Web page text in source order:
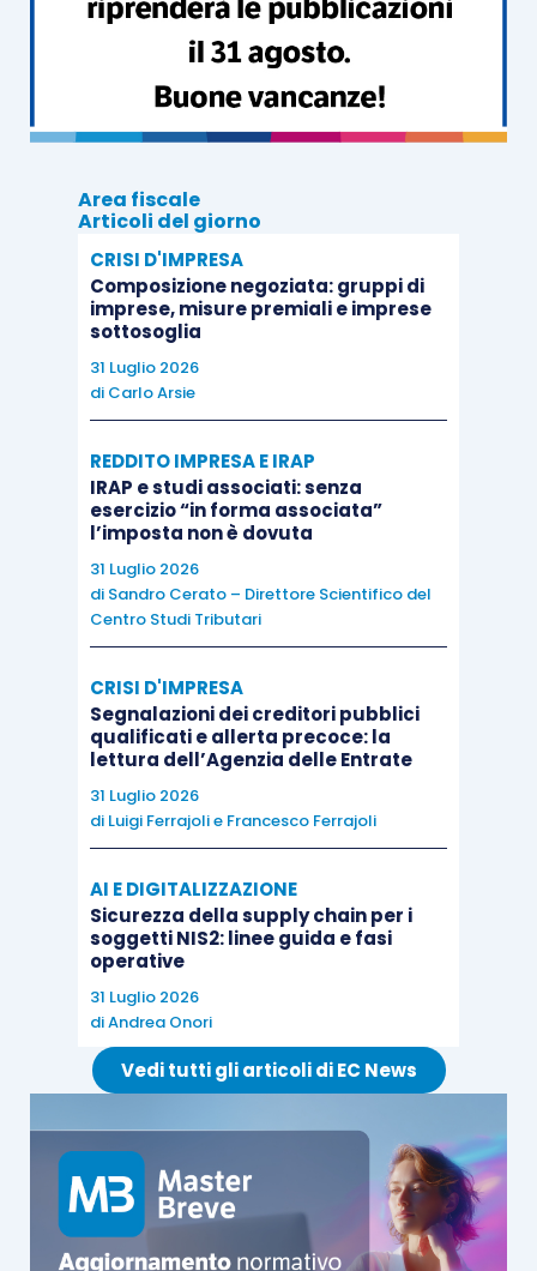
rispetto all’importo rideterminato
restituito mediante versamento
entro il termine stabilito per il versamento a
saldo dell’imposta sul reddito dovuta per il
sopraindicate.
Area fiscale
Articoli del giorno
CRISI D'IMPRESA
Composizione negoziata: gruppi di
imprese, misure premiali e imprese
sottosoglia
31 Luglio 2026
di Carlo Arsie
REDDITO IMPRESA E IRAP
IRAP e studi associati: senza
esercizio “in forma associata”
l’imposta non è dovuta
31 Luglio 2026
di Sandro Cerato – Direttore Scientifico del
Centro Studi Tributari
CRISI D'IMPRESA
Segnalazioni dei creditori pubblici
qualificati e allerta precoce: la
lettura dell’Agenzia delle Entrate
31 Luglio 2026
di Luigi Ferrajolie Francesco Ferrajoli
AI E DIGITALIZZAZIONE
Sicurezza della supply chain per i
soggetti NIS2: linee guida e fasi
operative
31 Luglio 2026
diAndrea Onori
Vedi tutti gli articoli di EC News